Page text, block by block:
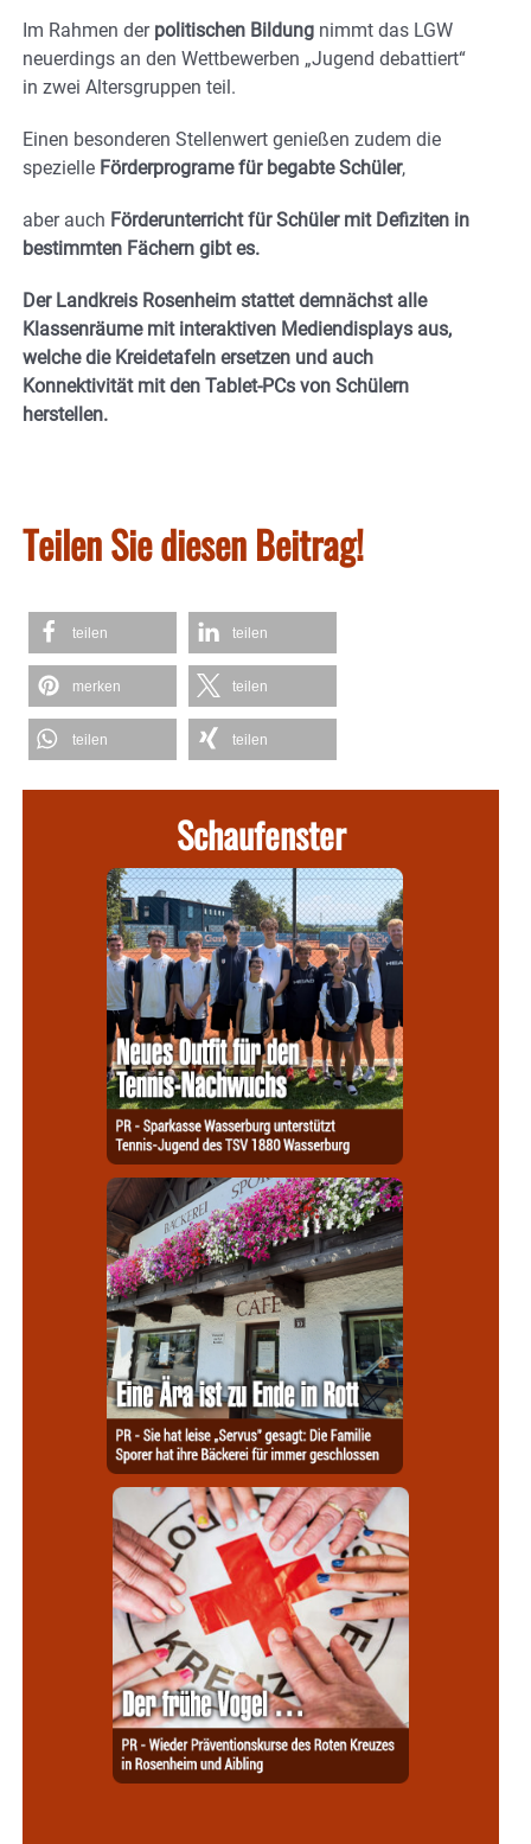
Im Rahmen der politischen Bildung nimmt das LGW
neuerdings an den Wettbewerben „Jugend debattiert“
in zwei Altersgruppen teil.
Einen besonderen Stellenwert genießen zudem die
spezielle Förderprograme für begabte Schüler,
aber auch Förderunterricht für Schüler mit Defiziten in
bestimmten Fächern gibt es.
Der Landkreis Rosenheim stattet demnächst alle
Klassenräume mit interaktiven Mediendisplays aus,
welche die Kreidetafeln ersetzen und auch
Konnektivität mit den Tablet-PCs von Schülern
herstellen.
Teilen Sie diesen Beitrag!
teilen teilen
merken teilen
teilen teilen
Schaufenster